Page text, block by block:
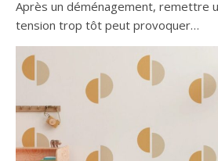
Après un déménagement, remettre
tension trop tôt peut provoquer…